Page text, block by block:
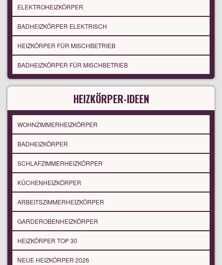
ELEKTROHEIZKÖRPER
BADHEIZKÖRPER ELEKTRISCH
HEIZKÖRPER FÜR MISCHBETRIEB
BADHEIZKÖRPER FÜR MISCHBETRIEB
HEIZKÖRPER-IDEEN
WOHNZIMMERHEIZKÖRPER
BADHEIZKÖRPER
SCHLAFZIMMERHEIZKÖRPER
KÜCHENHEIZKÖRPER
ARBEITSZIMMERHEIZKÖRPER
GARDEROBENHEIZKÖRPER
HEIZKÖRPER TOP 30
NEUE HEIZKÖRPER 2026